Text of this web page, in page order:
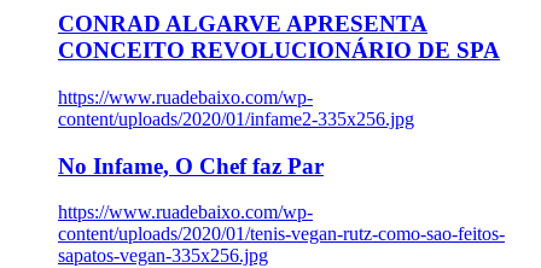
CONRAD ALGARVE APRESENTA
CONCEITO REVOLUCIONÁRIO DE SPA
https://www.ruadebaixo.com/wp-
content/uploads/2020/01/infame2-335x256.jpg
No Infame, O Chef faz Par
https://www.ruadebaixo.com/wp-
content/uploads/2020/01/tenis-vegan-rutz-como-sao-feitos-
sapatos-vegan-335x256.jpg